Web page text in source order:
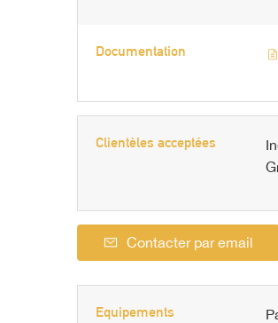
Documentation
Clientèles acceptées
Contacter par email
Equipements